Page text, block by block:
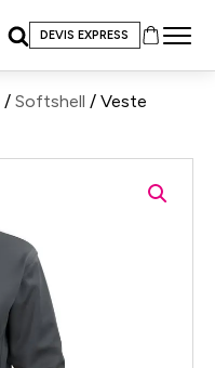
DEVIS EXPRESS
/ Softshell / Veste